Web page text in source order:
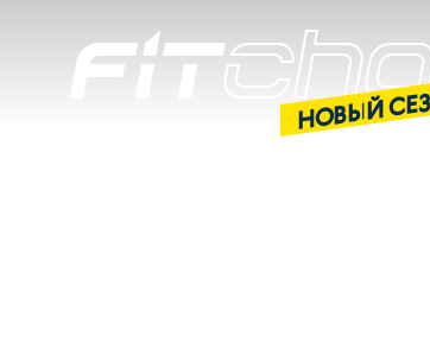
НОВЫЙ